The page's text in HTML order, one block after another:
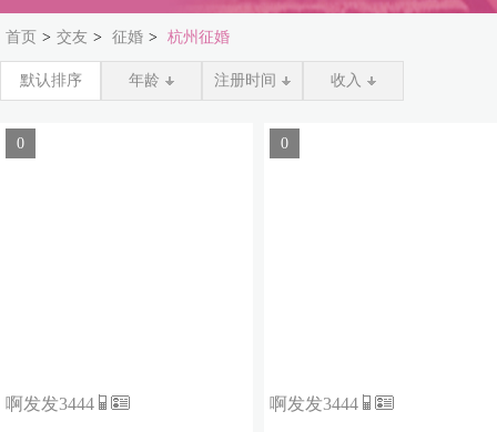
首页 > 交友 > 征婚 > 杭州征婚
默认排序 年龄 注册时间 收入
0
啊发发3444
0
啊发发3444